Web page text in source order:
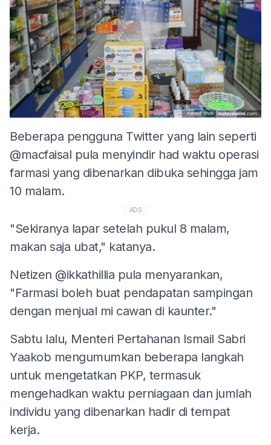
Beberapa pengguna Twitter yang lain seperti
@macfaisal pula menyindir had waktu operasi
farmasi yang dibenarkan dibuka sehingga jam
10 malam.
ADS
"Sekiranya lapar setelah pukul 8 malam,
makan saja ubat," katanya.
Netizen @ikkathillia pula menyarankan,
"Farmasi boleh buat pendapatan sampingan
dengan menjual mi cawan di kaunter."
Sabtu lalu, Menteri Pertahanan Ismail Sabri
Yaakob mengumumkan beberapa langkah
untuk mengetatkan PKP, termasuk
mengehadkan waktu perniagaan dan jumlah
individu yang dibenarkan hadir di tempat
kerja.